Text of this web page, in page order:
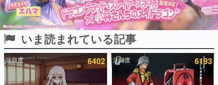
ピックアップ
電ファミのいま読まれている記事ランキング
いま読まれている記事
注目度 6402 注目度 6193